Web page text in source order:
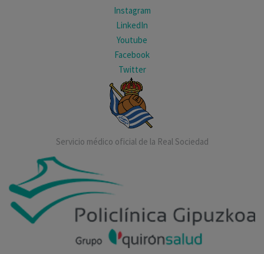
Instagram
LinkedIn
Youtube
Facebook
Twitter
Servicio médico oficial de la Real Sociedad